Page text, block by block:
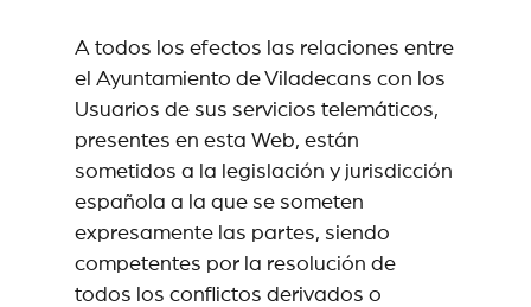
A todos los efectos las relaciones entre
el Ayuntamiento de Viladecans con los
Usuarios de sus servicios telemáticos,
presentes en esta Web, están
sometidos a la legislación y jurisdicción
española a la que se someten
expresamente las partes, siendo
competentes por la resolución de
todos los conflictos derivados o